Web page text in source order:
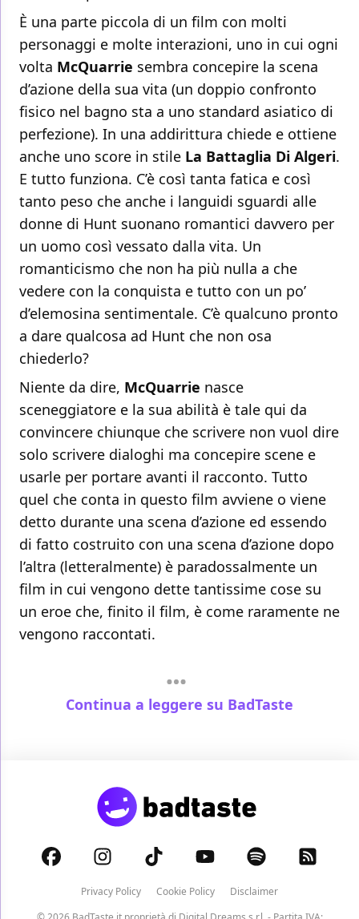
È una parte piccola di un film con molti
personaggi e molte interazioni, uno in cui ogni
volta McQuarrie sembra concepire la scena
d’azione della sua vita (un doppio confronto
fisico nel bagno sta a uno standard asiatico di
perfezione). In una addirittura chiede e ottiene
anche uno score in stile La Battaglia Di Algeri.
E tutto funziona. C’è così tanta fatica e così
tanto peso che anche i languidi sguardi alle
donne di Hunt suonano romantici davvero per
un uomo così vessato dalla vita. Un
romanticismo che non ha più nulla a che
vedere con la conquista e tutto con un po’
d’elemosina sentimentale. C’è qualcuno pronto
a dare qualcosa ad Hunt che non osa
chiederlo?
Niente da dire, McQuarrie nasce
sceneggiatore e la sua abilità è tale qui da
convincere chiunque che scrivere non vuol dire
solo scrivere dialoghi ma concepire scene e
usarle per portare avanti il racconto. Tutto
quel che conta in questo film avviene o viene
detto durante una scena d’azione ed essendo
di fatto costruito con una scena d’azione dopo
l’altra (letteralmente) è paradossalmente un
film in cui vengono dette tantissime cose su
un eroe che, finito il film, è come raramente ne
vengono raccontati.
Continua a leggere su BadTaste
Privacy Policy Cookie Policy
Disclaimer